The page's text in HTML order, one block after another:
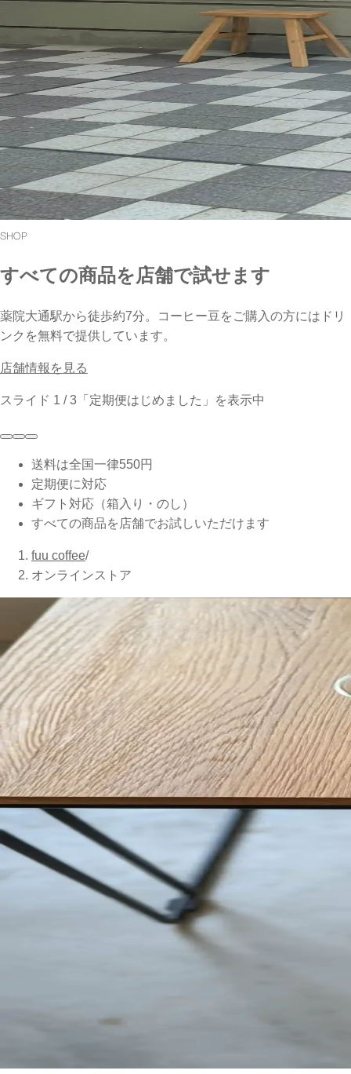
SHOP
すべての商品を店舗で試せます
薬院大通駅から徒歩約7分。コーヒー豆をご購入の方にはドリ
ンクを無料で提供しています。
店舗情報を見る
スライド 1 / 3「定期便はじめました」を表示中
送料は全国一律550円
定期便に対応
ギフト対応（箱入り・のし）
すべての商品を店舗でお試しいただけます
fuu coffee/
オンラインストア